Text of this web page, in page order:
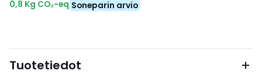
0,8 Kg CO₂-eq Soneparin arvio
Tuotetiedot